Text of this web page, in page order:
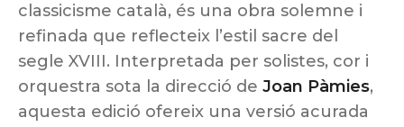
classicisme català, és una obra solemne i
refinada que reflecteix l’estil sacre del
segle XVIII. Interpretada per solistes, cor i
orquestra sota la direcció de Joan Pàmies,
aquesta edició ofereix una versió acurada